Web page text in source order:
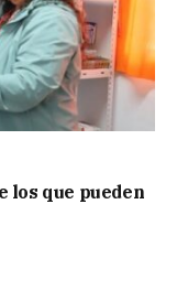
los que pueden